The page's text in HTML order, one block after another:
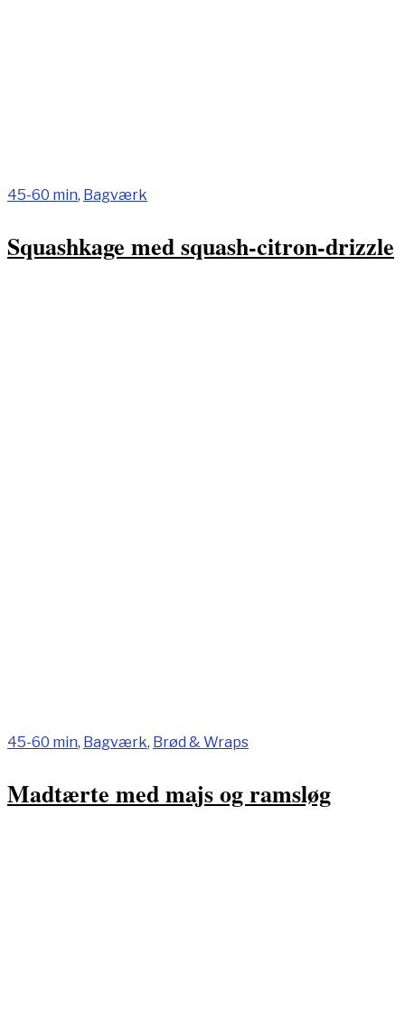
45-60 min, Bagværk
Squashkage med squash-citron-drizzle
45-60 min, Bagværk, Brød & Wraps
Madtærte med majs og ramsløg